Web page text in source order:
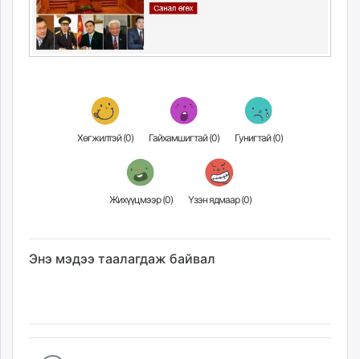
Хөгжилтэй (0) Гайхамшигтай (0) Гунигтай (0)
Жихүүцмээр (0) Үзэн ядмаар (0)
Энэ мэдээ таалагдаж байвал